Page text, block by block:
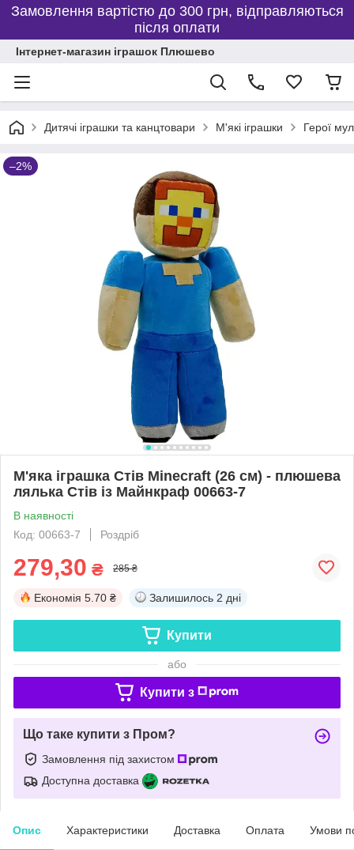
Замовлення вартістю до 300 грн, відправляються
після оплати
Інтернет-магазин іграшок Плюшево
Дитячі іграшки та канцтовари М'які іграшки Герої
–2%
М'яка іграшка Стів Minecraft (26 см) - плюшева
лялька Стів із Майнкраф 00663-7
В наявності
Код: 00663-7
Роздріб
279,30 ₴ 285 ₴
Економія 5.70 ₴ Залишилось 2 дні
Купити
або
Купити з
Що таке купити з Пром?
Замовлення під захистом
Доступна доставка
Опис Характеристики Доставка Оплата Умови